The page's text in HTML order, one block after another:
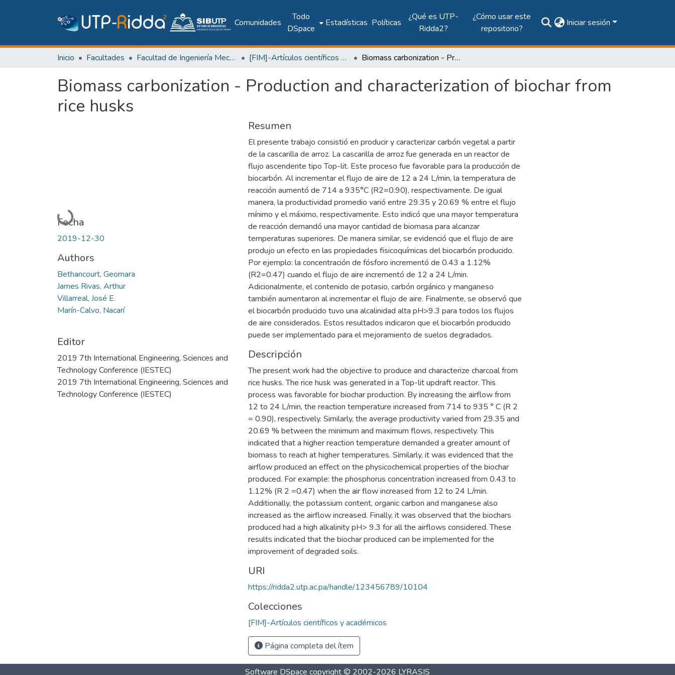
Comunidades
Todo
DSpace
Estadísticas Políticas
¿Qué es UTP-
Ridda2?
¿Cómo usar este
repositorio?
Iniciar sesión
Inicio Facultades Facultad de Ingeniería Mecánica [FIM]-Artículos científicos y académicos Biomass carbonization - Production and characterization of biochar from rice husks
Biomass carbonization - Production and characterization of biochar from
rice husks
Cargando...
Fecha
2019-12-30
Authors
Bethancourt, Geomara
James Rivas, Arthur
Villarreal, José E.
Marín-Calvo, Nacarí
Editor
2019 7th International Engineering, Sciences and
Technology Conference (IESTEC)
2019 7th International Engineering, Sciences and
Technology Conference (IESTEC)
Resumen
El presente trabajo consistió en producir y caracterizar carbón vegetal a partir
de la cascarilla de arroz. La cascarilla de arroz fue generada en un reactor de
flujo ascendente tipo Top-lit. Este proceso fue favorable para la producción de
biocarbón. Al incrementar el flujo de aire de 12 a 24 L/min, la temperatura de
reacción aumentó de 714 a 935°C (R2=0.90), respectivamente. De igual
manera, la productividad promedio varió entre 29.35 y 20.69 % entre el flujo
mínimo y el máximo, respectivamente. Esto indicó que una mayor temperatura
de reacción demandó una mayor cantidad de biomasa para alcanzar
temperaturas superiores. De manera similar, se evidenció que el flujo de aire
produjo un efecto en las propiedades fisicoquímicas del biocarbón producido.
Por ejemplo: la concentración de fósforo incrementó de 0.43 a 1.12%
(R2=0.47) cuando el flujo de aire incrementó de 12 a 24 L/min.
Adicionalmente, el contenido de potasio, carbón orgánico y manganeso
también aumentaron al incrementar el flujo de aire. Finalmente, se observó que
el biocarbón producido tuvo una alcalinidad alta pH>9.3 para todos los flujos
de aire considerados. Estos resultados indicaron que el biocarbón producido
puede ser implementado para el mejoramiento de suelos degradados.
Descripción
The present work had the objective to produce and characterize charcoal from
rice husks. The rice husk was generated in a Top-lit updraft reactor. This
process was favorable for biochar production. By increasing the airflow from
12 to 24 L/min, the reaction temperature increased from 714 to 935 ° C (R 2
= 0.90), respectively. Similarly, the average productivity varied from 29.35 and
20.69 % between the minimum and maximum flows, respectively. This
indicated that a higher reaction temperature demanded a greater amount of
biomass to reach at higher temperatures. Similarly, it was evidenced that the
airflow produced an effect on the physicochemical properties of the biochar
produced. For example: the phosphorus concentration increased from 0.43 to
1.12% (R 2 =0.47) when the air flow increased from 12 to 24 L/min.
Additionally, the potassium content, organic carbon and manganese also
increased as the airflow increased. Finally, it was observed that the biochars
produced had a high alkalinity pH> 9.3 for all the airflows considered. These
results indicated that the biochar produced can be implemented for the
improvement of degraded soils.
URI
https://ridda2.utp.ac.pa/handle/123456789/10104
Colecciones
[FIM]-Artículos científicos y académicos
Página completa del ítem
Software DSpace copyright © 2002-2026 LYRASIS